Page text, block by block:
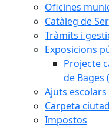
Oficines
Catàleg de
Tràmits i
Exposicions
Projecte
de Bages
Ajuts
Carpeta
Impostos